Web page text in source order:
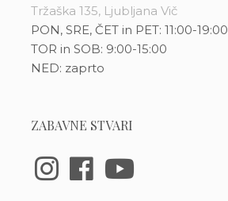
Tržaška 135, Ljubljana Vič
PON, SRE, ČET in PET: 11:00-19:00
TOR in SOB: 9:00-15:00
NED: zaprto
ZABAVNE STVARI